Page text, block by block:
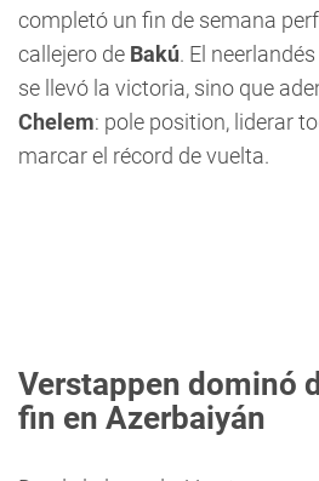
completó un fin de semana
callejero de Bakú. El
se llevó la victoria, sino que
Chelem: pole position, liderar
marcar el récord de vuelta.
Verstappen dominó
fin en Azerbaiyán